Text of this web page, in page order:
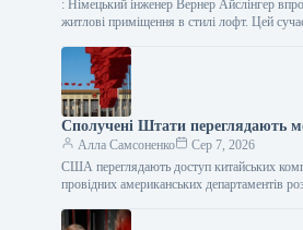
: Німецький інженер Вернер Айслінгер
житлові приміщення в стилі лофт. Цей
Сполучені Штати переглядають
Алла Самсоненко
Сер 7, 2026
США переглядають доступ китайських
провідних американських департаментів